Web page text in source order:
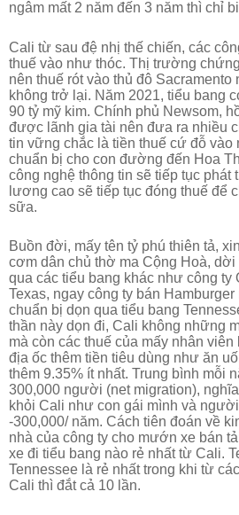
ngâm mất 2 năm đến 3 năm thì chỉ
Cali từ sau đệ nhị thế chiến, các
thuế vào như thóc. Thị trường
nên thuế rót vào thủ đô Sacramento
không trở lại. Năm 2021, tiểu bang
90 tỷ mỹ kim. Chính phủ Newsom,
được lãnh gia tài nên đưa ra nhiều
tin vững chắc là tiền thuế cứ đỗ vào
chuẩn bị cho con đường đến Hoa
công nghệ thông tin sẽ tiếp tục phát
lương cao sẽ tiếp tục đóng thuế để
sữa.
Buồn đời, mấy tên tỷ phú thiên tả,
cơm dân chủ thờ ma Cộng Hoà,
qua các tiểu bang khác như công ty
Texas, ngay công ty bán
chuẩn bị dọn qua tiểu bang
thần này dọn đi, Cali không những
mà còn các thuế của mấy nhân
địa ốc thêm tiền tiêu dùng như ăn
thêm 9.35% ít nhất. Trung bình mỗi
300,000 người (net migration),
khỏi Cali như con gái mình và
-300,000/ năm. Cách tiên đoán về
nhà của công ty cho mướn xe bán
xe đi tiểu bang nào rẻ nhất từ Cali.
Tennessee là rẻ nhất trong khi từ
Cali thì đắt cả 10 lần.